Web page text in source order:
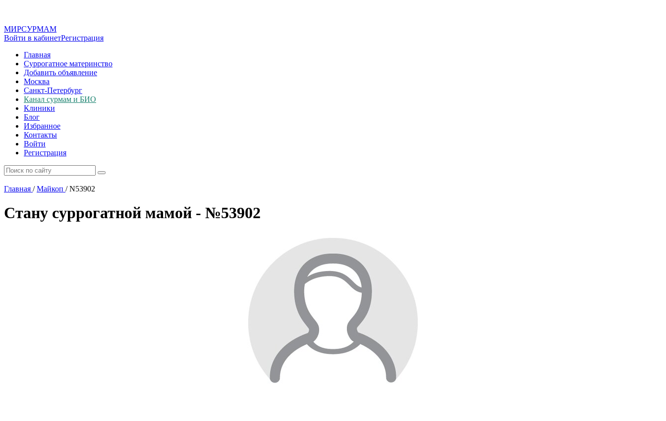
МИРСУРМАМ
Войти в кабинетРегистрация
Главная
Суррогатное материнство
Добавить объявление
Москва
Санкт-Петербург
Канал сурмам и БИО
Клиники
Блог
Избранное
Контакты
Войти
Регистрация
Главная / Майкоп /N53902
Стану суррогатной мамой - №53902